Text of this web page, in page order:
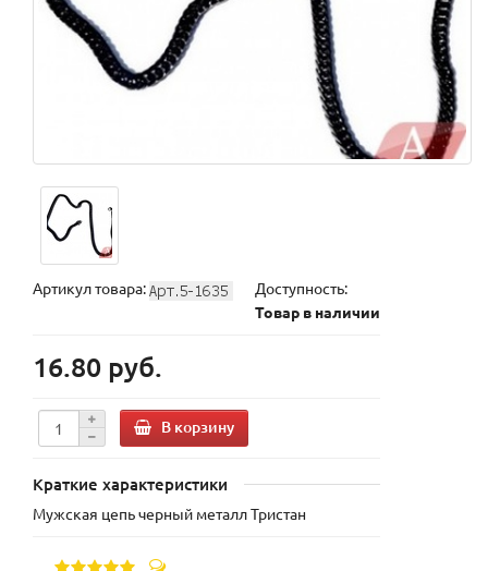
Артикул товара:
Доступность:
Товар в наличии
16.80 руб.
В корзину
Краткие характеристики
Мужская цепь черный металл Тристан